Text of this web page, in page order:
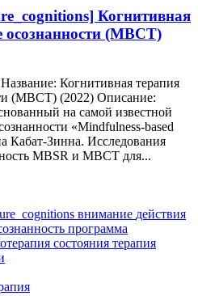
Когнитивная
осознанности (МBCT)
Когнитивная терапия
(МBCT) (2022) Описание:
на самой известной
«Mindfulness-based
Кабат-Зинна. Исследования
MBSR и MBCT для...
внимание действия
программа
состояния терапия